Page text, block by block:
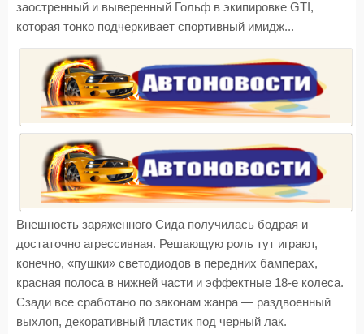
заостренный и выверенный Гольф в экипировке GTI,
которая тонко подчеркивает спортивный имидж...
Внешность заряженного Сида получилась бодрая и
достаточно агрессивная. Решающую роль тут играют,
конечно, «пушки» светодиодов в передних бамперах,
красная полоса в нижней части и эффектные 18-е колеса.
Сзади все сработано по законам жанра — раздвоенный
выхлоп, декоративный пластик под черный лак.